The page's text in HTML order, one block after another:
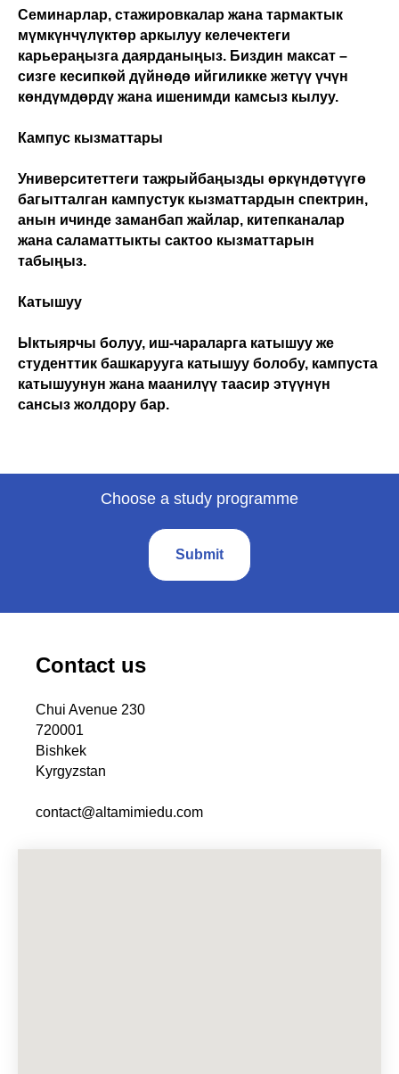
Семинарлар, стажировкалар жана тармактык
мүмкүнчүлүктөр аркылуу келечектеги
карьераңызга даярданыңыз. Биздин максат –
сизге кесипкөй дүйнөдө ийгиликке жетүү үчүн
көндүмдөрдү жана ишенимди камсыз кылуу.
Кампус кызматтары
Университеттеги тажрыйбаңызды өркүндөтүүгө
багытталган кампустук кызматтардын спектрин,
анын ичинде заманбап жайлар, китепканалар
жана саламаттыкты сактоо кызматтарын
табыңыз.
Катышуу
Ыктыярчы болуу, иш-чараларга катышуу же
студенттик башкарууга катышуу болобу, кампуста
катышуунун жана маанилүү таасир этүүнүн
сансыз жолдору бар.
Choose a study programme
Submit
Contact us
Chui Avenue 230
720001
Bishkek
Kyrgyzstan
contact@altamimiedu.com